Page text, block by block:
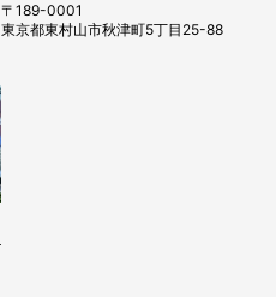
〒189-0001
東京都東村山市秋津町5丁目25-88